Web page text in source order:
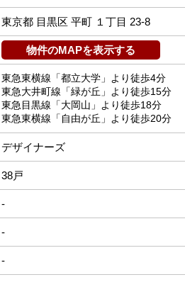
東京都 目黒区 平町 １丁目 23-8
物件のMAPを表示する
東急東横線「都立大学」より徒歩4分
東急大井町線「緑が丘」より徒歩15分
東急目黒線「大岡山」より徒歩18分
東急東横線「自由が丘」より徒歩20分
デザイナーズ
38戸
-
-
-